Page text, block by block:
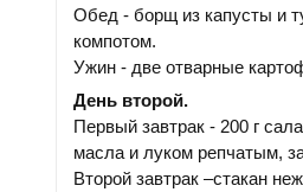
Обед - борщ из капусты и
компотом.
Ужин - две отварные
День второй.
Первый завтрак - 200 г
масла и луком репчатым,
Второй завтрак –стакан